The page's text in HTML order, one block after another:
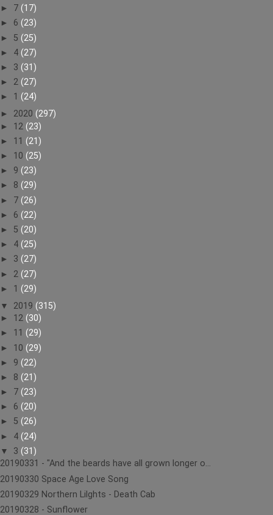
► 7 (17)
► 6 (23)
► 5 (25)
► 4 (27)
► 3 (31)
► 2 (27)
► 1 (24)
► 2020 (297)
► 12 (23)
► 11 (21)
► 10 (25)
► 9 (23)
► 8 (29)
► 7 (26)
► 6 (22)
► 5 (20)
► 4 (25)
► 3 (27)
► 2 (27)
► 1 (29)
▼ 2019 (315)
► 12 (30)
► 11 (29)
► 10 (29)
► 9 (22)
► 8 (21)
► 7 (23)
► 6 (20)
► 5 (26)
► 4 (24)
▼ 3 (31)
20190331 - "And the beards have all grown longer o...
20190330 Space Age Love Song
20190329 Northern Lilghts - Death Cab
20190328 - Sunflower